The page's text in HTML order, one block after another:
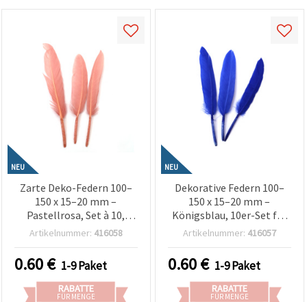
NEU
Zarte Deko-Federn 100–
150 x 15–20 mm –
Pastellrosa, Set à 10,
Bastelzubehör für
Projekte, Hochzeitsdeko
& kreative Handarbeit
(sortiert)
Artikelnummer: 416058
0.60€ 1-9 Paket
RABATTE
FÜR MENGE
NEU
Dekorative Federn 100–
150 x 15–20 mm –
Königsblau, 10er-Set für
Basteln, DIY, festliche
Artikelnummer: 416057
0.60€ 1-9 Paket
RABATTE
FÜR MENGE